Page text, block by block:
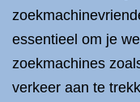
essentieel om je
zoekmachines
verkeer aan te